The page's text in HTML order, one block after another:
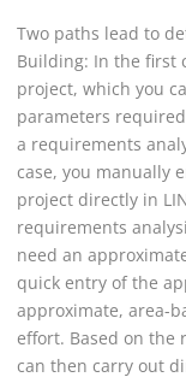
Two paths lead to
Building: In the first
project, which you
parameters
a requirements
case, you manually
project directly in
requirements
need an
quick entry of the
approximate, area-
effort. Based on the
can then carry out